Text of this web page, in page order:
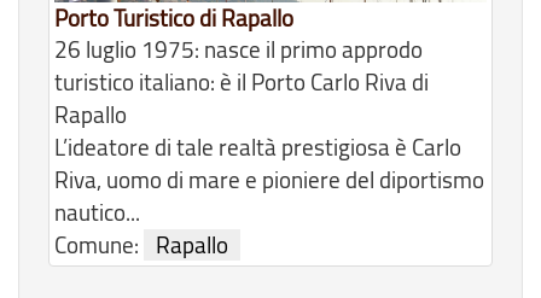
Porto Turistico di Rapallo
26 luglio 1975: nasce il primo approdo
turistico italiano: è il Porto Carlo Riva di
Rapallo
L’ideatore di tale realtà prestigiosa è Carlo
Riva, uomo di mare e pioniere del diportismo
nautico...
Comune:
Rapallo